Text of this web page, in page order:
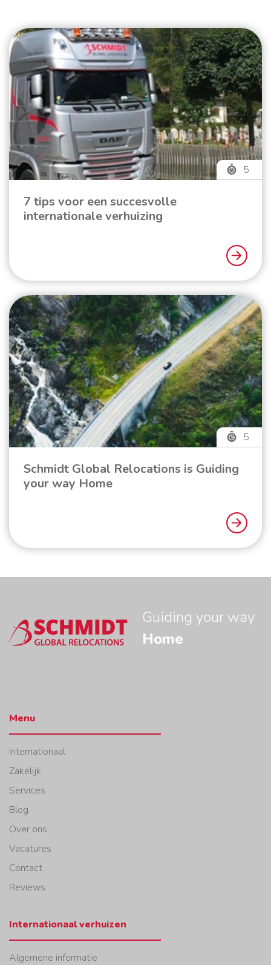
5
7 tips voor een succesvolle
internationale verhuizing
5
Schmidt Global Relocations is Guiding
your way Home
Guiding your way
Home
Menu
Internationaal
Zakelijk
Services
Blog
Over ons
Vacatures
Contact
Reviews
Internationaal verhuizen
Algemene informatie